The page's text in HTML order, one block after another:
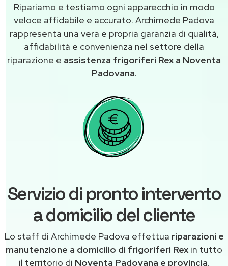
Ripariamo e testiamo ogni apparecchio in modo
veloce affidabile e accurato. Archimede Padova
rappresenta una vera e propria garanzia di qualità,
affidabilità e convenienza nel settore della
riparazione e assistenza frigoriferi Rex a Noventa
Padovana.
Servizio di pronto intervento
a domicilio del cliente
Lo staff di Archimede Padova effettua riparazioni e
manutenzione a domicilio di frigoriferi Rex in tutto
il territorio di Noventa Padovana e provincia.